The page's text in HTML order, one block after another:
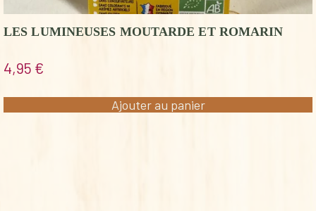
LES LUMINEUSES MOUTARDE ET ROMARIN
4,95 €
Ajouter au panier